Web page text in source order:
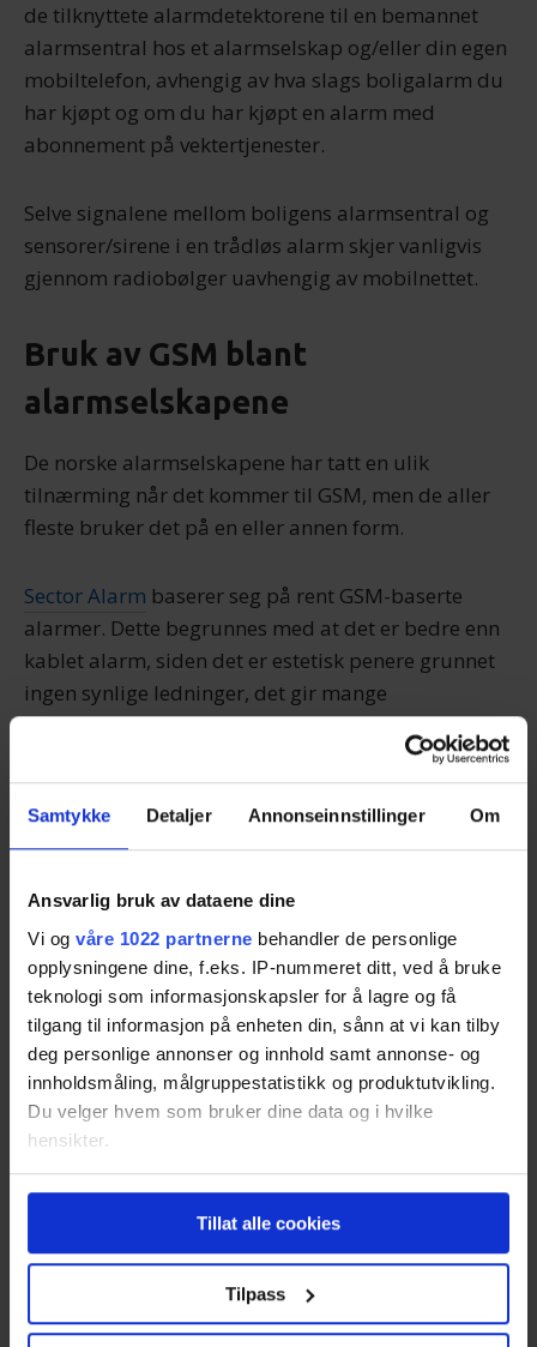
Samtykke Detaljer Annonseinnstillinger Om
Ansvarlig bruk av dataene dine
Vi og våre 1022 partnerne behandler de personlige
opplysningene dine, f.eks. IP-nummeret ditt, ved å bruke
teknologi som informasjonskapsler for å lagre og få
tilgang til informasjon på enheten din, sånn at vi kan tilby
deg personlige annonser og innhold samt annonse- og
innholdsmåling, målgruppestatistikk og produktutvikling.
Du velger hvem som bruker dine data og i hvilke
hensikter.
Hvis du gir oss lov, vil vi også gjerne:
Innhente informasjon om den geografiske
beliggenheten din, som kan være nøyaktig innenfor
Identifisere enheten din ved å aktivt skanne den
Tillat alle cookies
Tilpass
de tilknyttete alarmdetektorene til en bemannet
alarmsentral hos et alarmselskap og/eller din egen
mobiltelefon, avhengig av hva slags boligalarm du
har kjøpt og om du har kjøpt en alarm med
abonnement på vektertjenester.
Selve signalene mellom boligens alarmsentral og
sensorer/sirene i en trådløs alarm skjer vanligvis
gjennom radiobølger uavhengig av mobilnettet.
Bruk av GSM blant
alarmselskapene
De norske alarmselskapene har tatt en ulik
tilnærming når det kommer til GSM, men de aller
fleste bruker det på en eller annen form.
Sector Alarm baserer seg på rent GSM-baserte
alarmer. Dette begrunnes med at det er bedre enn
kablet alarm, siden det er estetisk penere grunnet
ingen synlige ledninger, det gir mange
valgmuligheter i plasseringen av sentralen («hjertet
av alarmen») og det påvirker ikke telefoni og
bredbånd i boligen på noen måte.
Verisurehar på sin side en bredbåndsbasert
løsning som standard for sin «VBOX». Verisure
begrunner dette med at kablet alarm gir en mer
jevn og sikker funksjon enn en trådløs løsning. Den
modellen som følger med standardpakkene har
imidlertid mulighet til å bruke både bredbånd og
GSM. Dobbeltløsning med GSM er tilbudt som en
sikring i tilfelle nettveksledningen skulle bli dratt
ut, eller internett på annen måte skulle bli kuttet til
boligen.
Hva er GSM?
GSM hadde tidligere det franske navnet Groupe
Spécial Mobile, men forkortelsen er nå bedre kjent